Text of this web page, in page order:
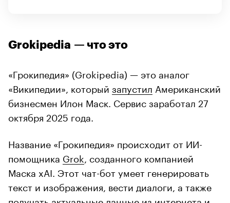
Grokipedia — что это
«Грокипедия» (Grokipedia) — это аналог
«Википедии», который запустил Американский
бизнесмен Илон Маск. Сервис заработал 27
октября 2025 года.
Название «Грокипедия» происходит от ИИ-
помощника Grok , созданного компанией
Маска xAI. Этот чат-бот умеет генерировать
текст и изображения, вести диалоги, а также